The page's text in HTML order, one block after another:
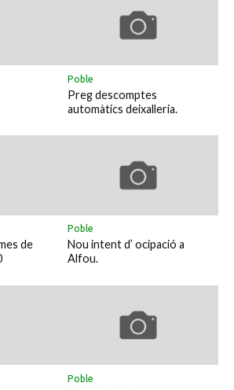
Poble
Preg descomptes
automàtics deixalleria.
de
Poble
Nou intent d’ ocipació a
Alfou.
Poble